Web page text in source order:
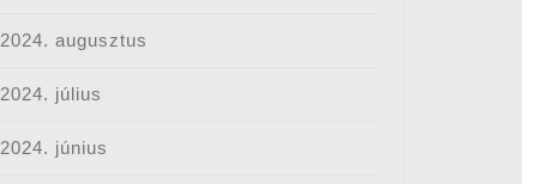
2024. augusztus
2024. július
2024. június